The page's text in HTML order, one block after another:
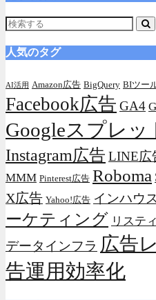
人気のタグ
AI活用 Amazon広告 BigQuery BIツー
Facebook広告 GA4
Googleスプレッ
Instagram広告 LINE広
MMM Pinterest広告 Roboma
X広告 Yahoo!広告 インハウス
ーケティング リステ
データインフラ 広告
告運用効率化